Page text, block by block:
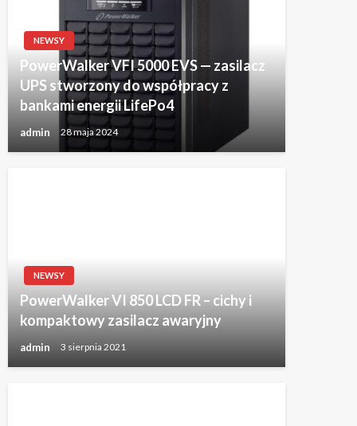
NEWSY
PowerWalker VFI 5000 EVS — zasilacz
UPS stworzony do współpracy z
bankami energii LifePo4
admin 28 maja 2024
NEWSY
PowerWalker VI 850 LCD FR – cichy i
kompaktowy zasilacz awaryjny
admin 3 sierpnia 2021